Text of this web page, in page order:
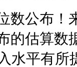
数公布！
的估算
水平有